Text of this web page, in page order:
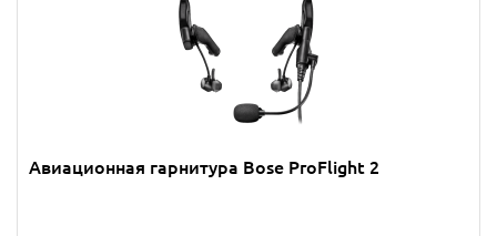
Авиационная гарнитура Bose ProFlight 2